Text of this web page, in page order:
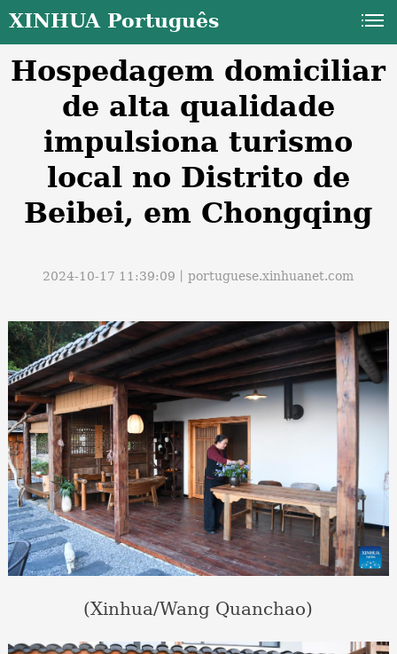
XINHUA Português
Hospedagem domiciliar
de alta qualidade
impulsiona turismo
local no Distrito de
Beibei, em Chongqing
2024-10-17 11:39:09丨portuguese.xinhuanet.com
(Xinhua/Wang Quanchao)